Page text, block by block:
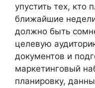
упустить тех, кто
ближайшие
должно быть
целевую
документов и
маркетинговый
планировку,